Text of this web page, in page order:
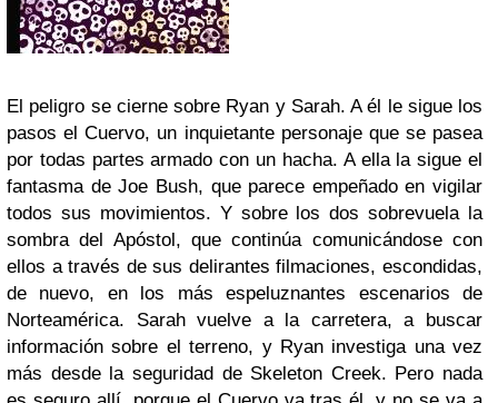
El peligro se cierne sobre Ryan y Sarah. A él le sigue los
pasos el Cuervo, un inquietante personaje que se pasea
por todas partes armado con un hacha. A ella la sigue el
fantasma de Joe Bush, que parece empeñado en vigilar
todos sus movimientos. Y sobre los dos sobrevuela la
sombra del Apóstol, que continúa comunicándose con
ellos a través de sus delirantes filmaciones, escondidas,
de nuevo, en los más espeluznantes escenarios de
Norteamérica. Sarah vuelve a la carretera, a buscar
información sobre el terreno, y Ryan investiga una vez
más desde la seguridad de Skeleton Creek. Pero nada